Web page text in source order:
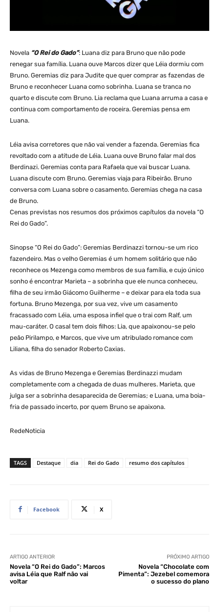
Novela “O Rei do Gado”: Luana diz para Bruno que não pode
renegar sua família. Luana ouve Marcos dizer que Léia dormiu com
Bruno. Geremias diz para Judite que quer comprar as fazendas de
Bruno e reconhecer Luana como sobrinha. Luana se tranca no
quarto e discute com Bruno. Lia reclama que Luana arruma a casa e
continua com comportamento de roceira. Geremias pensa em
Luana.
Léia avisa corretores que não vai vender a fazenda. Geremias fica
revoltado com a atitude de Léia. Luana ouve Bruno falar mal dos
Berdinazi. Geremias conta para Rafaela que vai buscar Luana.
Luana discute com Bruno. Geremias viaja para Ribeirão. Bruno
conversa com Luana sobre o casamento. Geremias chega na casa
de Bruno.
Cenas previstas nos resumos dos próximos capítulos da novela “O
Rei do Gado”.
Sinopse “O Rei do Gado”: Geremias Berdinazzi tornou-se um rico
fazendeiro. Mas o velho Geremias é um homem solitário que não
reconhece os Mezenga como membros de sua família, e cujo único
sonho é encontrar Marieta – a sobrinha que ele nunca conheceu,
filha de seu irmão Giácomo Guilherme – e deixar para ela toda sua
fortuna. Bruno Mezenga, por sua vez, vive um casamento
fracassado com Léia, uma esposa infiel que o trai com Ralf, um
mau-caráter. O casal tem dois filhos: Lia, que apaixonou-se pelo
peão Pirilampo, e Marcos, que vive um atribulado romance com
Liliana, filha do senador Roberto Caxias.
As vidas de Bruno Mezenga e Geremias Berdinazzi mudam
completamente com a chegada de duas mulheres. Marieta, que
julga ser a sobrinha desaparecida de Geremias; e Luana, uma boia-
fria de passado incerto, por quem Bruno se apaixona.
RedeNoticia
TAGS Destaque dia Rei do Gado resumo dos capítulos
Facebook X
ARTIGO ANTERIOR
Novela “O Rei do Gado”: Marcos
avisa Léia que Ralf não vai
voltar
PRÓXIMO ARTIGO
Novela “Chocolate com
Pimenta”: Jezebel comemora
o sucesso do plano